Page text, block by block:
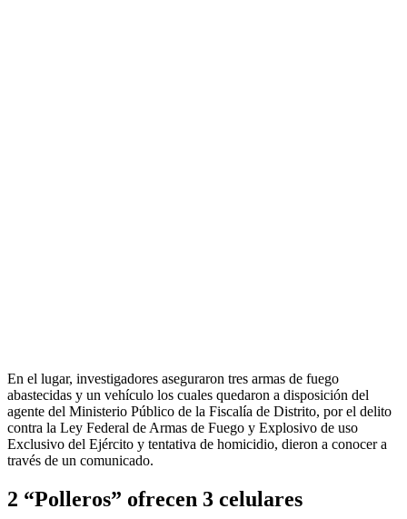
En el lugar, investigadores aseguraron tres armas de fuego
abastecidas y un vehículo los cuales quedaron a disposición del
agente del Ministerio Público de la Fiscalía de Distrito, por el delito
contra la Ley Federal de Armas de Fuego y Explosivo de uso
Exclusivo del Ejército y tentativa de homicidio, dieron a conocer a
través de un comunicado.
2 “Polleros” ofrecen 3 celulares